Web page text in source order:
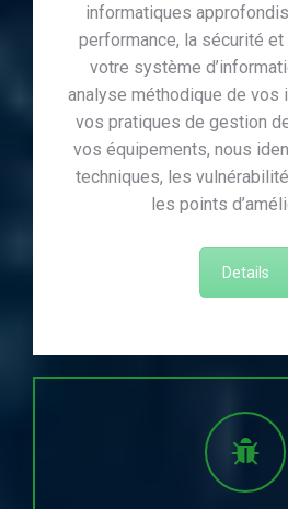
informatiques
performance, la sécurité
votre système
analyse méthodique de vos
vos pratiques de gestion
vos équipements, nous
techniques, les
les points
Details